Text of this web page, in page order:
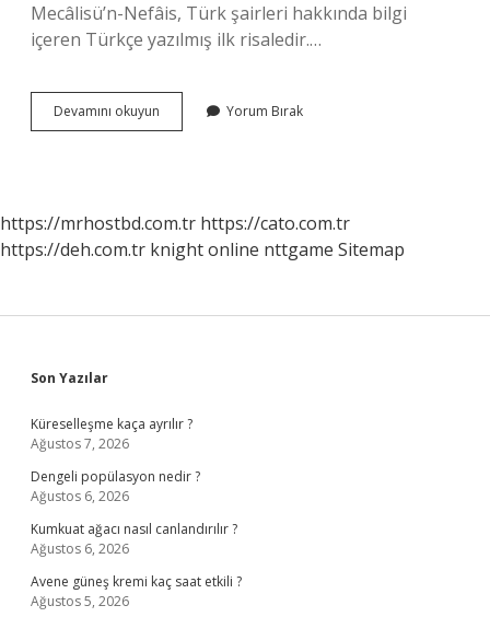
Mecâlisü’n-Nefâis, Türk şairleri hakkında bilgi
içeren Türkçe yazılmış ilk risaledir.…
Devamını okuyun Tezkiretü
Ş
Yorum Bırak
https://mrhostbd.com.tr https://cato.com.tr
https://deh.com.tr knight online nttgame Sitemap
Sidebar
Son Yazılar
Küreselleşme kaça ayrılır ?
Ağustos 7, 2026
Dengeli popülasyon nedir ?
Ağustos 6, 2026
Kumkuat ağacı nasıl canlandırılır ?
Ağustos 6, 2026
Avene güneş kremi kaç saat etkili ?
Ağustos 5, 2026